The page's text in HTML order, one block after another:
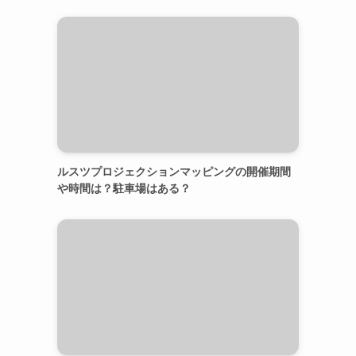
ルスツプロジェクションマッピングの開催期間
や時間は？駐車場はある？